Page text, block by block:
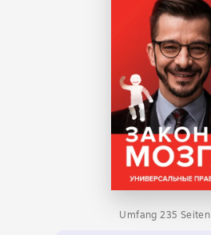
Umfang 235 Seiten